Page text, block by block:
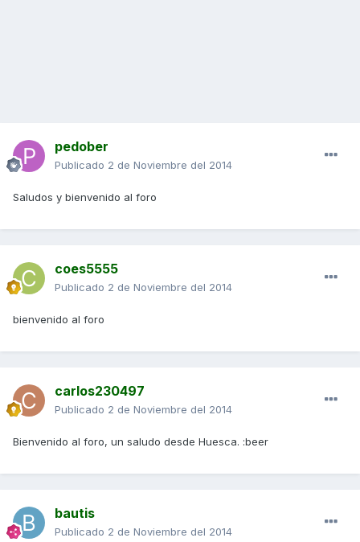
pedober
Publicado 2 de Noviembre del 2014
Saludos y bienvenido al foro
coes5555
Publicado 2 de Noviembre del 2014
bienvenido al foro
carlos230497
Publicado 2 de Noviembre del 2014
Bienvenido al foro, un saludo desde Huesca. :beer
bautis
Publicado 2 de Noviembre del 2014